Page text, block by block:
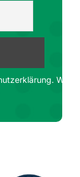
Wir